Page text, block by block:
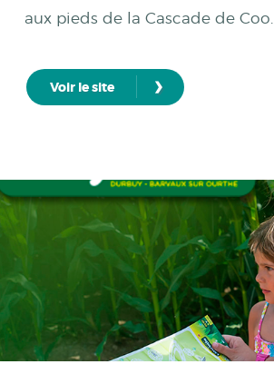
aux pieds de la Cascade de Coo.
Voir le site ›